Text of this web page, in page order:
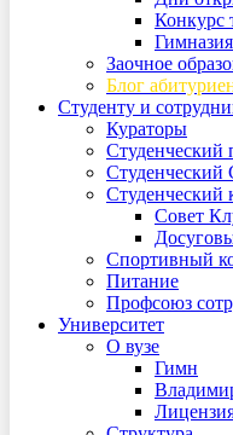
Конкурс
Заочное
Блог
Студенту и
Кураторы
Студенческий
Студенческий
Студенческий
Совет
Спортивный
Питание
Профсоюз
Университет
О вузе
Гимн